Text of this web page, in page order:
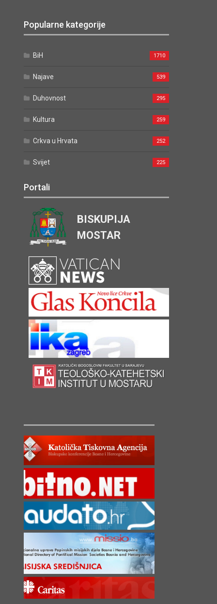
Popularne kategorije
BiH 1710
Najave 539
Duhovnost 295
Kultura 259
Crkva u Hrvata 252
Svijet 225
Portali
BISKUPIJA
MOSTAR